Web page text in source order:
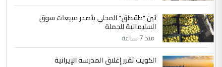
دقيق ومسؤول؛ فالاستثمار الحقيقي للإنسان
وثروات البلد يعتمد على الكفاءة ...
الموضوع :
بين الإهمال واغتصاب الأرض.. بلاد
الرافدين تعاني الجفاف والتصحر!!
تين "طقطق" المحلي يتصدر مبيعات سوق
السليمانية للجملة
منذ 7 ساعة
الكويت تقرر إغلاق المدرسة الإيرانية